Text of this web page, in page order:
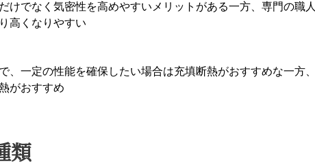
けでなく気密性を高めやすいメリットがある一方、専門の職
高くなりやすい
、一定の性能を確保したい場合は充填断熱がおすすめな一方
がおすすめ
類